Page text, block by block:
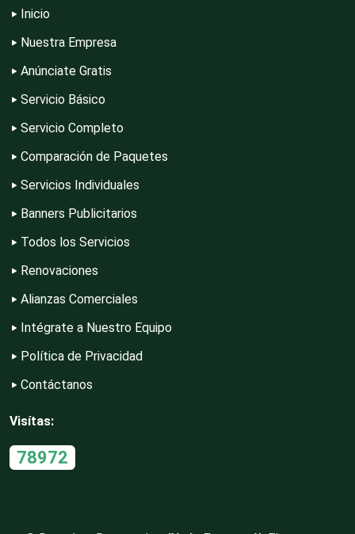
Edecanes
Editores
Electricidad y Plomería
Empresas de Limpieza
Inicio
Nuestra Empresa
Anúnciate Gratis
Servicio Básico
Servicio Completo
Comparación de Paquetes
Servicios Individuales
Banners Publicitarios
Todos los Servicios
Renovaciones
Alianzas Comerciales
Intégrate a Nuestro Equipo
Política de Privacidad
Contáctanos
Visítas:
78972